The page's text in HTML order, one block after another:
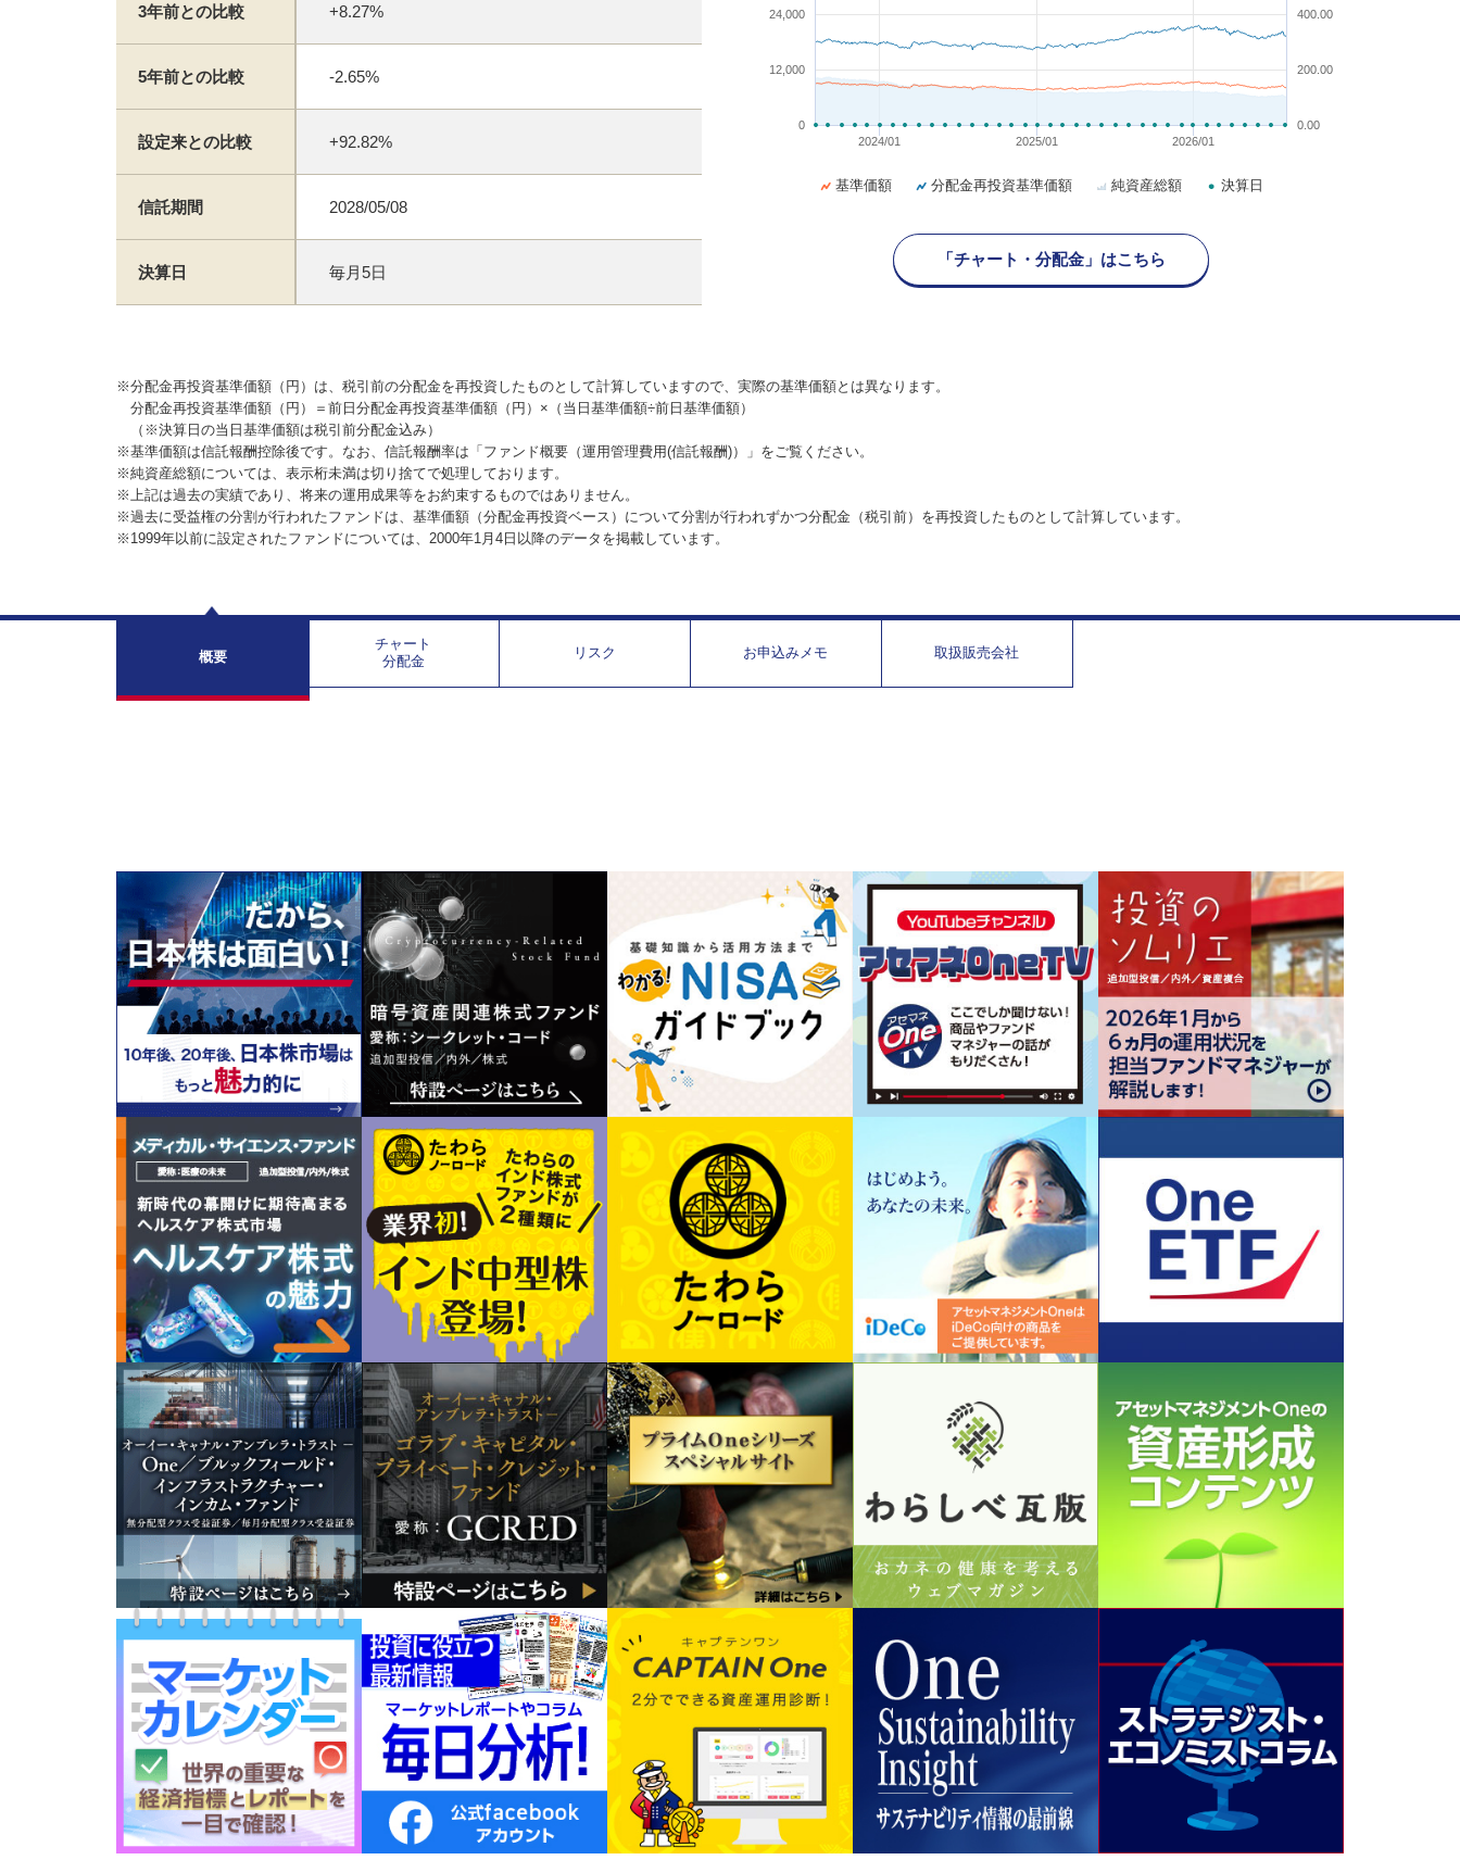
3年前との比較 +8.27%
5年前との比較 -2.65%
設定来との比較 +92.82%
信託期間 2028/05/08
決算日 毎月5日
2024/01 2025/01 2026/01
0
12,000
24,000
0.00
200.00
400.00
基準価額 分配金再投資基準価額 純資産総額 決算日
「チャート・分配金」はこちら
※分配金再投資基準価額（円）は、税引前の分配金を再投資したものとして計算していますので、実際の基準価額とは異なります。
分配金再投資基準価額（円）＝前日分配金再投資基準価額（円）×（当日基準価額÷前日基準価額）
（※決算日の当日基準価額は税引前分配金込み）
※基準価額は信託報酬控除後です。なお、信託報酬率は「ファンド概要（運用管理費用(信託報酬)）」をご覧ください。
※純資産総額については、表示桁未満は切り捨てで処理しております。
※上記は過去の実績であり、将来の運用成果等をお約束するものではありません。
※過去に受益権の分割が行われたファンドは、基準価額（分配金再投資ベース）について分割が行われずかつ分配金（税引前）を再投資したものとして計算しています。
※1999年以前に設定されたファンドについては、2000年1月4日以降のデータを掲載しています。
概要
チャート
分配金
リスク お申込みメモ 取扱販売会社